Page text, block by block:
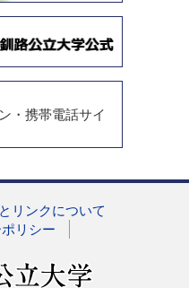
・携帯電話サイ
リンクについて
リシー